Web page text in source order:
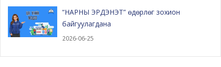
“НАРНЫ ЭРДЭНЭТ” өдөрлөг зохион
байгуулагдана
2026-06-25